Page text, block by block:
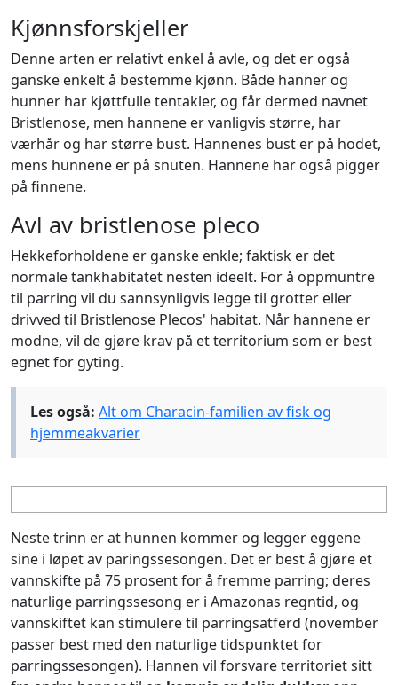
Kjønnsforskjeller
Denne arten er relativt enkel å avle, og det er også
ganske enkelt å bestemme kjønn. Både hanner og
hunner har kjøttfulle tentakler, og får dermed navnet
Bristlenose, men hannene er vanligvis større, har
værhår og har større bust. Hannenes bust er på hodet,
mens hunnene er på snuten. Hannene har også pigger
på finnene.
Avl av bristlenose pleco
Hekkeforholdene er ganske enkle; faktisk er det
normale tankhabitatet nesten ideelt. For å oppmuntre
til parring vil du sannsynligvis legge til grotter eller
drivved til Bristlenose Plecos' habitat. Når hannene er
modne, vil de gjøre krav på et territorium som er best
egnet for gyting.
Les også: Alt om Characin-familien av fisk og
hjemmeakvarier
Neste trinn er at hunnen kommer og legger eggene
sine i løpet av paringssesongen. Det er best å gjøre et
vannskifte på 75 prosent for å fremme parring; deres
naturlige parringssesong er i Amazonas regntid, og
vannskiftet kan stimulere til parringsatferd (november
passer best med den naturlige tidspunktet for
parringssesongen). Hannen vil forsvare territoriet sitt